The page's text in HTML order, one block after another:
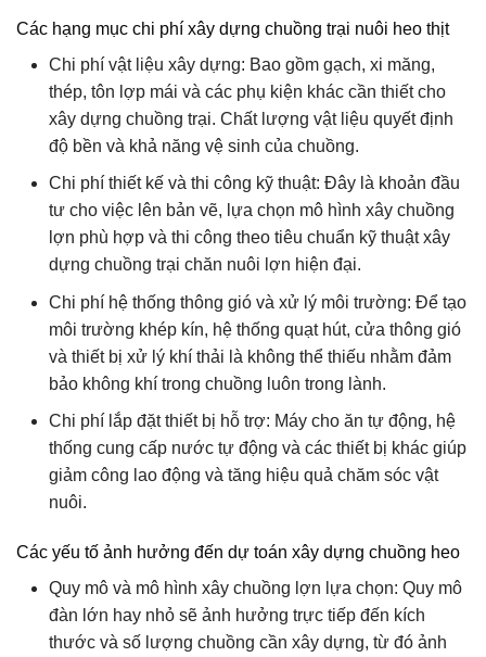
Các hạng mục chi phí xây dựng chuồng trại nuôi heo thịt
Chi phí vật liệu xây dựng: Bao gồm gạch, xi măng,
thép, tôn lợp mái và các phụ kiện khác cần thiết cho
xây dựng chuồng trại. Chất lượng vật liệu quyết định
độ bền và khả năng vệ sinh của chuồng.
Chi phí thiết kế và thi công kỹ thuật: Đây là khoản đầu
tư cho việc lên bản vẽ, lựa chọn mô hình xây chuồng
lợn phù hợp và thi công theo tiêu chuẩn kỹ thuật xây
dựng chuồng trại chăn nuôi lợn hiện đại.
Chi phí hệ thống thông gió và xử lý môi trường: Để tạo
môi trường khép kín, hệ thống quạt hút, cửa thông gió
và thiết bị xử lý khí thải là không thể thiếu nhằm đảm
bảo không khí trong chuồng luôn trong lành.
Chi phí lắp đặt thiết bị hỗ trợ: Máy cho ăn tự động, hệ
thống cung cấp nước tự động và các thiết bị khác giúp
giảm công lao động và tăng hiệu quả chăm sóc vật
nuôi.
Các yếu tố ảnh hưởng đến dự toán xây dựng chuồng heo
Quy mô và mô hình xây chuồng lợn lựa chọn: Quy mô
đàn lớn hay nhỏ sẽ ảnh hưởng trực tiếp đến kích
thước và số lượng chuồng cần xây dựng, từ đó ảnh